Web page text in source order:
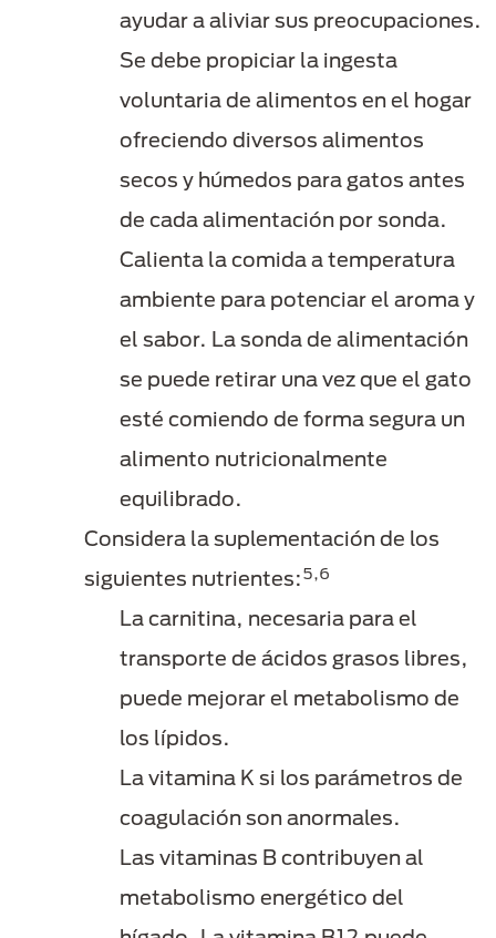
ayudar a aliviar sus preocupaciones.
Se debe propiciar la ingesta
voluntaria de alimentos en el hogar
ofreciendo diversos alimentos
secos y húmedos para gatos antes
de cada alimentación por sonda.
Calienta la comida a temperatura
ambiente para potenciar el aroma y
el sabor. La sonda de alimentación
se puede retirar una vez que el gato
esté comiendo de forma segura un
alimento nutricionalmente
equilibrado.
Considera la suplementación de los
siguientes nutrientes:5,6
La carnitina, necesaria para el
transporte de ácidos grasos libres,
puede mejorar el metabolismo de
los lípidos.
La vitamina K si los parámetros de
coagulación son anormales.
Las vitaminas B contribuyen al
metabolismo energético del